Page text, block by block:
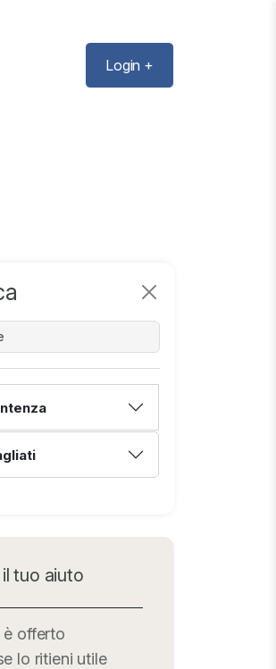
Login +
tuo aiuto
è offerto
lo ritieni utile